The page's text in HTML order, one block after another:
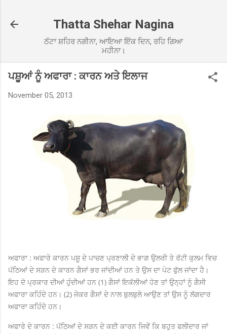
Thatta Shehar Nagina
ਠੱਟਾ ਸ਼ਹਿਰ ਨਗੀਨਾ, ਆਇਆ ਇੱਕ ਦਿਨ, ਰਹਿ ਗਿਆ
ਮਹੀਨਾ।
ਪਸ਼ੂਆਂ ਨੂੰ ਅਫਾਰਾ : ਕਾਰਨ ਅਤੇ ਇਲਾਜ
November 05, 2013
ਅਫਾਰਾ : ਅਫਾਰੇ ਕਾਰਨ ਪਸ਼ੂ ਦੇ ਪਾਚਣ ਪ੍ਰਣਾਲੀ ਦੇ ਭਾਗ ਉਲਰੀ ਤੇ ਰੱਟੀ ਕੁਲਮ ਵਿਚ
ਪੱਠਿਆਂ ਦੇ ਸੜਨ ਦੇ ਕਾਰਨ ਗੈਸਾਂ ਭਰ ਜਾਂਦੀਆਂ ਹਨ ਤੇ ਉਸ ਦਾ ਪੇਟ ਫੁੱਲ ਜਾਂਦਾ ਹੈ।
ਇਹ ਦੋ ਪ੍ਰਕਾਰ ਦੀਆਂ ਹੁੰਦੀਆਂ ਹਨ (1) ਗੈਸਾਂ ਇਕੱਲੀਆਂ ਹੋਣ ਤਾਂ ਉਨ੍ਹਾਂ ਨੂੰ ਗੈਸੀ
ਅਫਾਰਾ ਕਹਿੰਦੇ ਹਨ। (2) ਜੇਕਰ ਗੈਸਾਂ ਦੇ ਨਾਲ ਬੁਲਬੁਲੇ ਆਉਣ ਤਾਂ ਉਸ ਨੂੰ ਲੱਗਦਾਰ
ਅਫਾਰਾ ਕਹਿੰਦੇ ਹਨ।
ਅਫਾਰੇ ਦੇ ਕਾਰਨ : ਪੱਠਿਆਂ ਦੇ ਸੜਨ ਦੇ ਕਈ ਕਾਰਨ ਜਿਵੇਂ ਕਿ ਬਹੁਤ ਫਲੀਦਾਰ ਜਾਂ